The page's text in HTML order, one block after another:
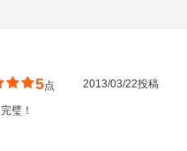
5点 2013/03/22投稿
完璧！